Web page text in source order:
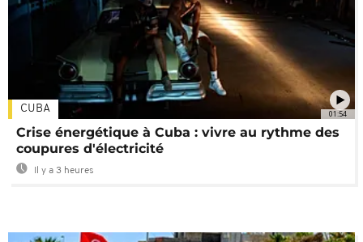
01:54
CUBA
Crise énergétique à Cuba : vivre au rythme des
coupures d'électricité
Il y a 3 heures